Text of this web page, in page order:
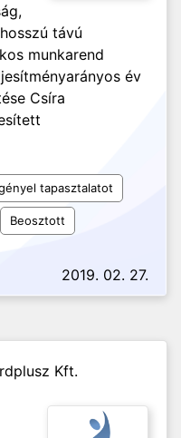
távú
munkarend
év
Csíra
tapasztalatot
Beosztott
2019. 02. 27.
Kft.